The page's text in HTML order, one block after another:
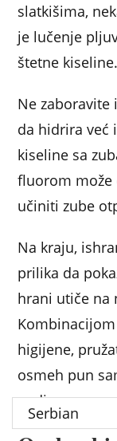
slatkišima,
je lučenje
štetne kiseline.
Ne zaboravite
da hidrira već
kiseline sa
fluorom može
učiniti zube
Na kraju,
prilika da
hrani utiče na
higijene,
osmeh pun
godinama.